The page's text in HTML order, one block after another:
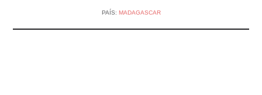
PAÍS: MADAGASCAR